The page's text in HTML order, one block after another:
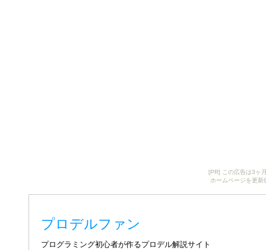
[PR] この広告は3ヶ
ホームページを更
プロデルファン
プログラミング初心者が作るプロデル解説サイト